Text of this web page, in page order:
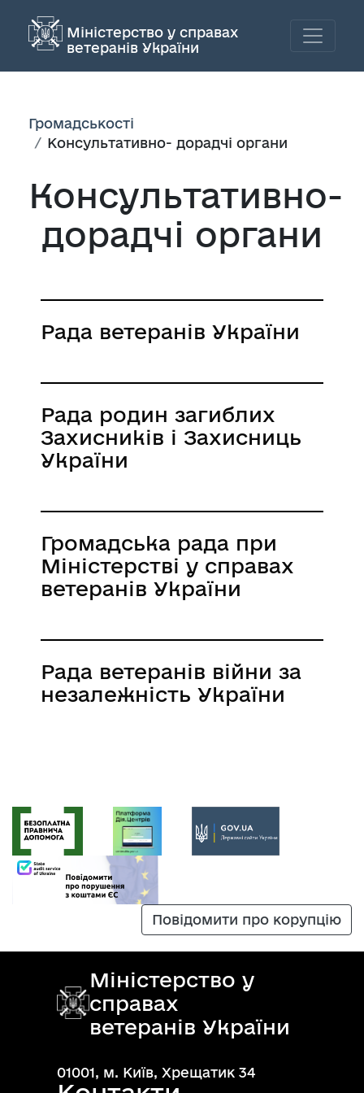
Міністерство у справах
ветеранів України
Громадськості
Консультативно- дорадчі органи
Консультативно-
дорадчі органи
Рада ветеранів України
Рада родин загиблих
Захисників і Захисниць
України
Громадська рада при
Міністерстві у справах
ветеранів України
Рада ветеранів війни за
незалежність України
Повідомити про корупцію
Міністерство у
справах
ветеранів України
01001, м. Київ, Хрещатик 34